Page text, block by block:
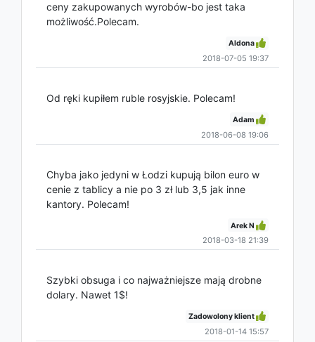
ceny zakupowanych wyrobów-bo jest taka
możliwość.Polecam.
Aldona
2018-07-05 19:37
Od ręki kupiłem ruble rosyjskie. Polecam!
Adam
2018-06-08 19:06
Chyba jako jedyni w Łodzi kupują bilon euro w
cenie z tablicy a nie po 3 zł lub 3,5 jak inne
kantory. Polecam!
Arek N
2018-03-18 21:39
Szybki obsuga i co najważniejsze mają drobne
dolary. Nawet 1$!
Zadowolony klient
2018-01-14 15:57